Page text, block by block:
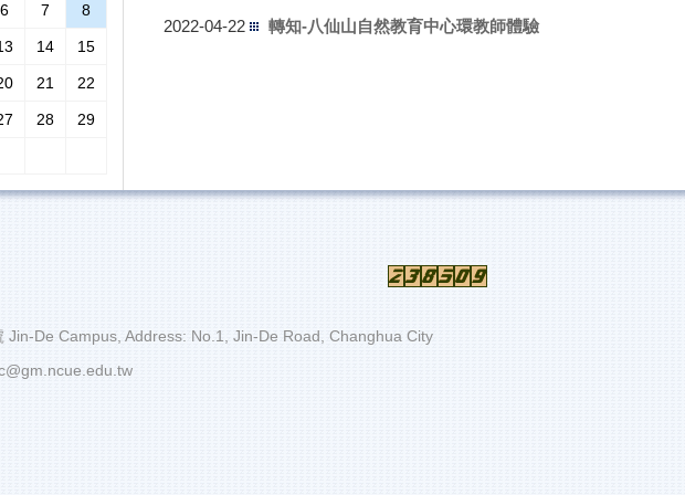
6 7 8
14 15
21 22
28 29
2025-07-15
轉知-台灣淨零排放碳中和協會公益紀錄片《冰的顏色
2022-04-22 轉知-八仙山自然教育中心環教師體驗
Jin-De Campus, Address: No.1, Jin-De Road, Changhua City